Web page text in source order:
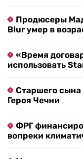
Продюсеры
Blur умер в
«Время
использовать
Старшего сына
Героя Чечни
ФРГ
вопреки